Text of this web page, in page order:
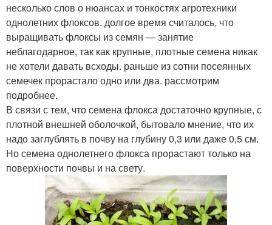
несколько слов о нюансах и тонкостях агротехники
однолетних флоксов. долгое время считалось, что
выращивать флоксы из семян — занятие
неблагодарное, так как крупные, плотные семена никак
не хотели давать всходы. раньше из сотни посеянных
семечек прорастало одно или два. рассмотрим
подробнее.
В связи с тем, что семена флокса достаточно крупные, с
плотной внешней оболочкой, бытовало мнение, что их
надо заглублять в почву на глубину 0,3 или даже 0,5 см.
Но семена однолетнего флокса прорастают только на
поверхности почвы и на свету.